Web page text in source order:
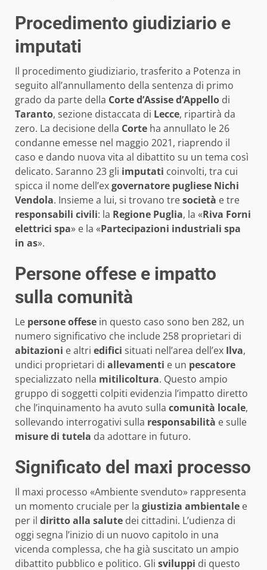
Procedimento giudiziario e
imputati
Il procedimento giudiziario, trasferito a Potenza in
seguito all’annullamento della sentenza di primo
grado da parte della Corte d’Assise d’Appello di
Taranto, sezione distaccata di Lecce, ripartirà da
zero. La decisione della Corte ha annullato le 26
condanne emesse nel maggio 2021, riaprendo il
caso e dando nuova vita al dibattito su un tema così
delicato. Saranno 23 gli imputati coinvolti, tra cui
spicca il nome dell’exgovernatore pugliese Nichi
Vendola. Insieme a lui, si trovano tresocietà e tre
responsabili civili: la Regione Puglia, la «Riva Forni
elettrici spa» e la «Partecipazioni industriali spa
in as».
Persone offese e impatto
sulla comunità
Le persone offese in questo caso sono ben 282, un
numero significativo che include 258 proprietari di
abitazioni e altri edifici situati nell’area dell’ex Ilva,
undici proprietari di allevamenti e un pescatore
specializzato nella mitilicoltura. Questo ampio
gruppo di soggetti colpiti evidenzia l’impatto diretto
che l’inquinamento ha avuto sulla comunità locale,
sollevando interrogativi sulla responsabilità e sulle
misure di tutela da adottare in futuro.
Significato del maxi processo
Il maxi processo «Ambiente svenduto» rappresenta
un momento cruciale per la giustizia ambientale e
per il diritto alla salute dei cittadini. L’udienza di
oggi segna l’inizio di un nuovo capitolo in una
vicenda complessa, che ha già suscitato un ampio
dibattito pubblico e politico. Gli sviluppi di questo